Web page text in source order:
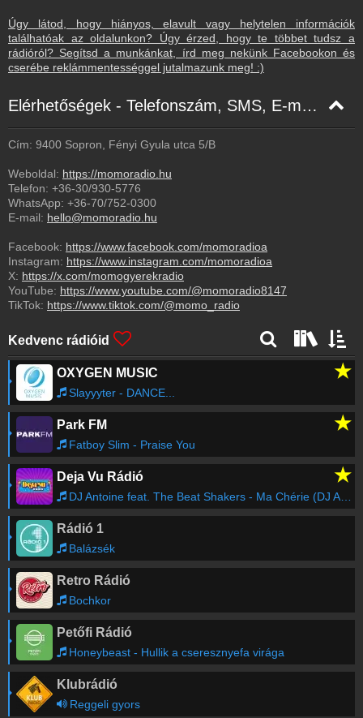
Úgy látod, hogy hiányos, elavult vagy helytelen információk
találhatóak az oldalunkon? Úgy érzed, hogy te többet tudsz a
rádióról? Segítsd a munkánkat, írd meg nekünk Facebookon és
cserébe reklámmentességgel jutalmazunk meg! :)
Elérhetőségek - Telefonszám, SMS, E-mail, Facebook
Cím: 9400 Sopron, Fényi Gyula utca 5/B
Weboldal: https://momoradio.hu
Telefon: +36-30/930-5776
WhatsApp: +36-70/752-0300
E-mail: hello@momoradio.hu
Facebook: https://www.facebook.com/momoradioa
Instagram: https://www.instagram.com/momoradioa
X: https://x.com/momogyerekradio
YouTube: https://www.youtube.com/@momoradio8147
TikTok: https://www.tiktok.com/@momo_radio
Kedvenc rádióid
OXYGEN MUSIC ★
Slayyyter - DANCE...
Park FM ★
Fatboy Slim - Praise You
Deja Vu Rádió ★
DJ Antoine feat. The Beat Shakers - Ma Chérie (DJ Antoine & Mad Mark 2K12 Radio Edit)
Rádió 1
Balázsék
Retro Rádió
Bochkor
Petőfi Rádió
Honeybeast - Hullik a cseresznyefa virága
Klubrádió
Reggeli gyors